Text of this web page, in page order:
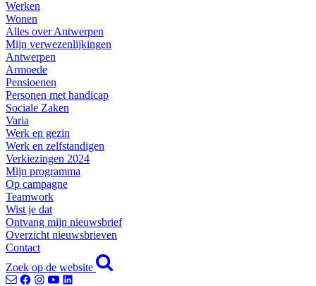
Werken
Wonen
Alles over Antwerpen
Mijn verwezenlijkingen
Antwerpen
Armoede
Pensioenen
Personen met handicap
Sociale Zaken
Varia
Werk en gezin
Werk en zelfstandigen
Verkiezingen 2024
Mijn programma
Op campagne
Teamwork
Wist je dat
Ontvang mijn nieuwsbrief
Overzicht nieuwsbrieven
Contact
Zoek op de website